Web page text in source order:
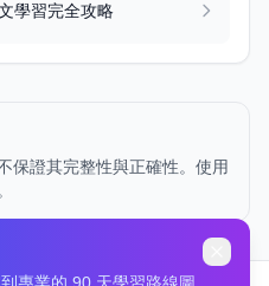
學習完全攻略
保證其完整性與正確性。使用